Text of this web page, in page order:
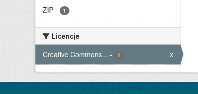
ZIP - 1
Licencje
Creative Commons... - 1 x